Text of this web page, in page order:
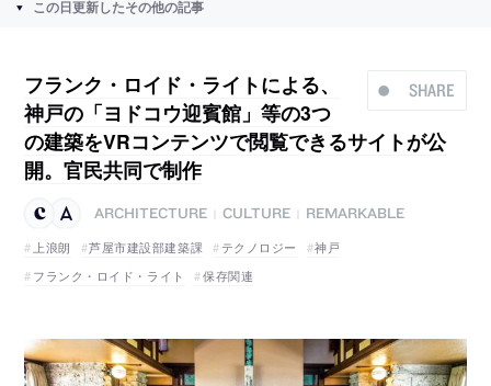
この日更新したその他の記事
SHARE
フランク・ロイド・ライトによる、
神戸の「ヨドコウ迎賓館」等の3つ
の建築をVRコンテンツで閲覧できるサイトが公
開。官民共同で制作
ARCHITECTURE CULTURE
REMARKABLE
上浪朗
芦屋市建設部建築課 テクノロジー
神戸
フランク・ロイド・ライト
保存関連